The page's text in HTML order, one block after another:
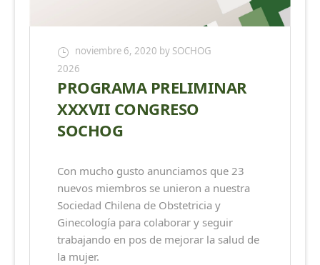
noviembre 6, 2020 by SOCHOG
2026
PROGRAMA PRELIMINAR
XXXVII CONGRESO
SOCHOG
Con mucho gusto anunciamos que 23
nuevos miembros se unieron a nuestra
Sociedad Chilena de Obstetricia y
Ginecología para colaborar y seguir
trabajando en pos de mejorar la salud de
la mujer.